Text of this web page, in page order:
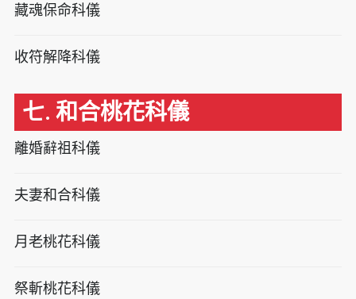
藏魂保命科儀
收符解降科儀
七. 和合桃花科儀
離婚辭祖科儀
夫妻和合科儀
月老桃花科儀
祭斬桃花科儀